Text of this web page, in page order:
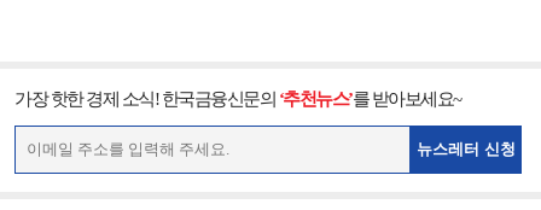
가장 핫한 경제 소식! 한국금융신문의 ‘추천뉴스’를 받아보세요~
뉴스레터 신청